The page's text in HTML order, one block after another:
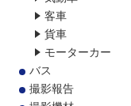
客車
貨車
モーターカー
バス
撮影報告